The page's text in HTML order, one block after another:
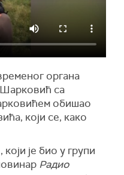
органа
са
обишао
који се, како
је био у групи
Радио